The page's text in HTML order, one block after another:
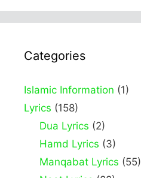
Categories
Islamic Information (1)
Lyrics (158)
Dua Lyrics (2)
Hamd Lyrics (3)
Manqabat Lyrics (55)